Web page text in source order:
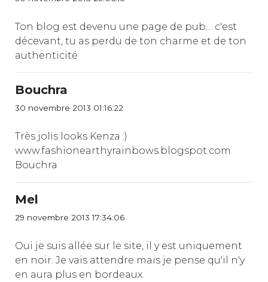
Ton blog est devenu une page de pub… c'est
décevant, tu as perdu de ton charme et de ton
authenticité
Bouchra
30 novembre 2013 01:16:22
Très jolis looks Kenza :)
www.fashionearthyrainbows.blogspot.com
Bouchra
Mel
29 novembre 2013 17:34:06
Oui je suis allée sur le site, il y est uniquement
en noir. Je vais attendre mais je pense qu'il n'y
en aura plus en bordeaux.